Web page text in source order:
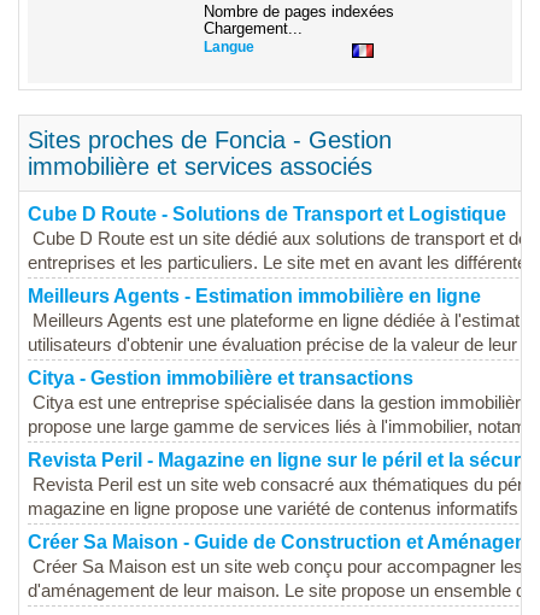
Nombre de pages indexées
Chargement...
Langue
Sites proches de Foncia - Gestion
immobilière et services associés
Cube D Route - Solutions de Transport et Logistique
Cube D Route est un site dédié aux solutions de transport et
entreprises et les particuliers. Le site met en avant les
Meilleurs Agents - Estimation immobilière en ligne
Meilleurs Agents est une plateforme en ligne dédiée à
utilisateurs d'obtenir une évaluation précise de la valeur de leur
Citya - Gestion immobilière et transactions
Citya est une entreprise spécialisée dans la gestion
propose une large gamme de services liés à l'immobilier,
Revista Peril - Magazine en ligne sur le péril et la
Revista Peril est un site web consacré aux thématiques du
magazine en ligne propose une variété de contenus informatifs
Créer Sa Maison - Guide de Construction et
Créer Sa Maison est un site web conçu pour accompagner les
d'aménagement de leur maison. Le site propose un ensemble